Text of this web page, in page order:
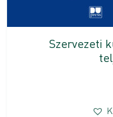
Szervezeti